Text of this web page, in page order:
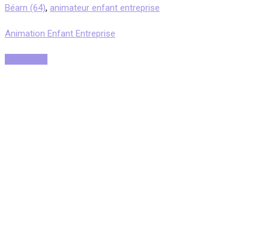
Béarn (64), animateur enfant entreprise
Animation Enfant Entreprise